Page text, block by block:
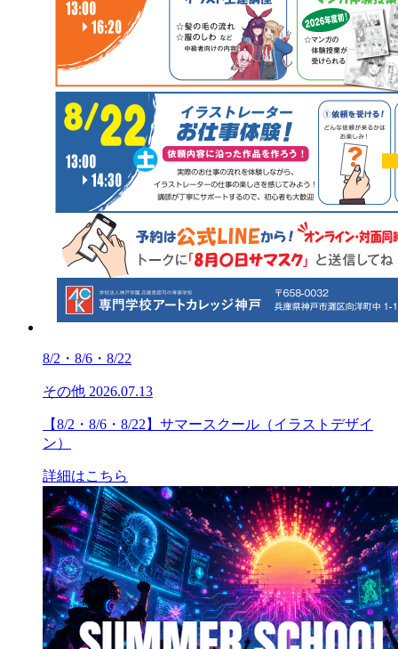
8/2・8/6・8/22
その他 2026.07.13
【8/2・8/6・8/22】サマースクール（イラストデザイ
ン）
詳細はこちら